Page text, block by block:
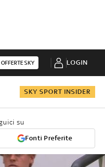
OFFERTE SKY LOGIN
SKY SPORT INSIDER
su
Fonti Preferite